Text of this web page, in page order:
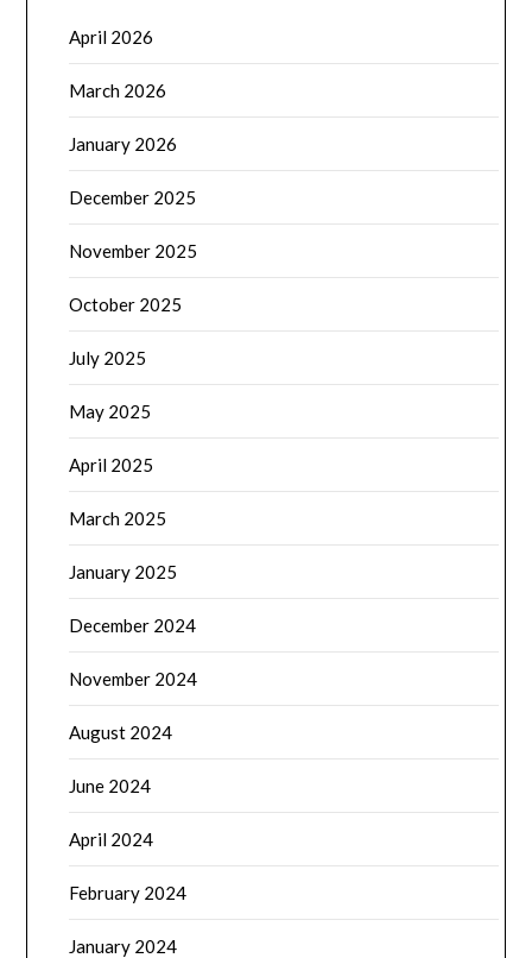
April 2026
March 2026
January 2026
December 2025
November 2025
October 2025
July 2025
May 2025
April 2025
March 2025
January 2025
December 2024
November 2024
August 2024
June 2024
April 2024
February 2024
January 2024